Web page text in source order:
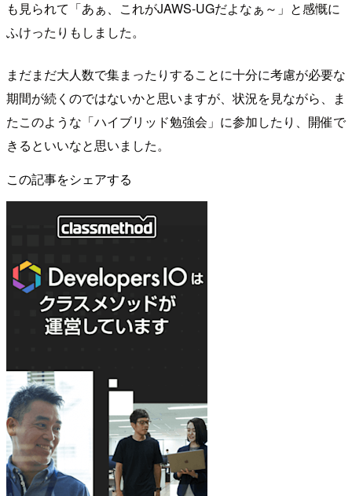
も見られて「あぁ、これがJAWS-UGだよなぁ～」と感慨に
ふけったりもしました。
まだまだ大人数で集まったりすることに十分に考慮が必要な
期間が続くのではないかと思いますが、状況を見ながら、ま
たこのような「ハイブリッド勉強会」に参加したり、開催で
きるといいなと思いました。
この記事をシェアする